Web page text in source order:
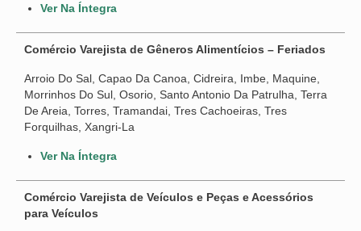
Ver Na Íntegra
Comércio Varejista de Gêneros Alimentícios – Feriados
Arroio Do Sal, Capao Da Canoa, Cidreira, Imbe, Maquine,
Morrinhos Do Sul, Osorio, Santo Antonio Da Patrulha, Terra
De Areia, Torres, Tramandai, Tres Cachoeiras, Tres
Forquilhas, Xangri-La
Ver Na Íntegra
Comércio Varejista de Veículos e Peças e Acessórios
para Veículos